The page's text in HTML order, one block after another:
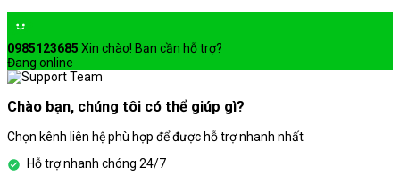
0985123685 Xin chào! Bạn cần hỗ trợ?
Đang online
Chào bạn, chúng tôi có thể giúp gì?
Chọn kênh liên hệ phù hợp để được hỗ trợ nhanh nhất
Hỗ trợ nhanh chóng 24/7